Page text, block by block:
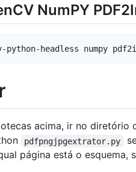
NumPY
acima, ir no diretório
pdfpngjpgextrator.py
página está o